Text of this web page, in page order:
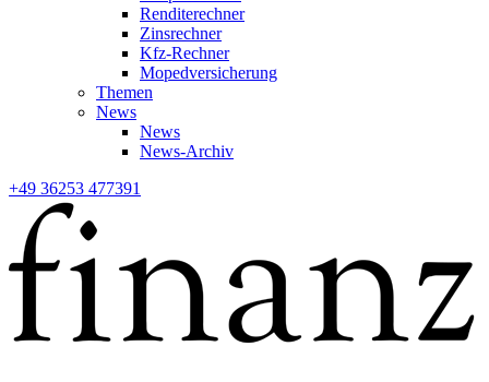
Renditerechner
Zinsrechner
Kfz-Rechner
Mopedversicherung
Themen
News
News
News-Archiv
+49 36253 477391